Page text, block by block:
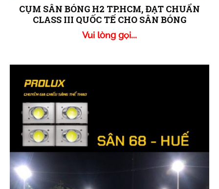
CỤM SÂN BÓNG H2 TP.HCM, ĐẠT CHUẨN
CLASS III QUỐC TẾ CHO SÂN BÓNG
Vui lòng gọi...